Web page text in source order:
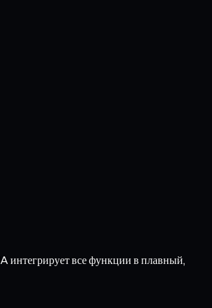
интегрирует все функции в плавный,